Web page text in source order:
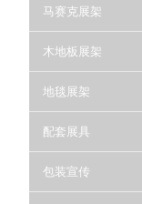
马赛克展架
木地板展架
地毯展架
配套展具
包装宣传